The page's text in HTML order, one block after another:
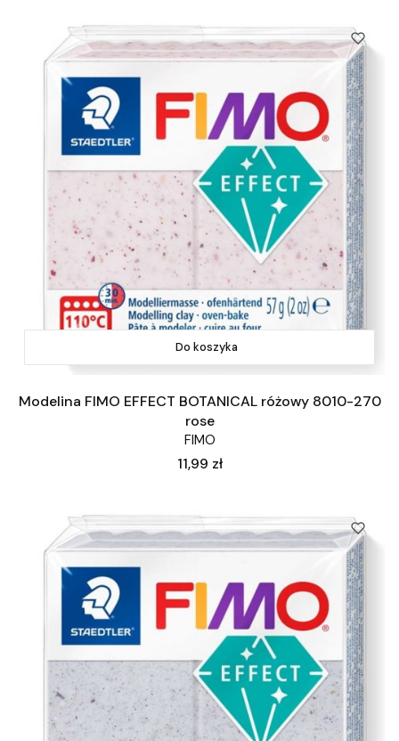
Do koszyka
Modelina FIMO EFFECT BOTANICAL różowy 8010-270
rose
FIMO
Cena
11,99 zł